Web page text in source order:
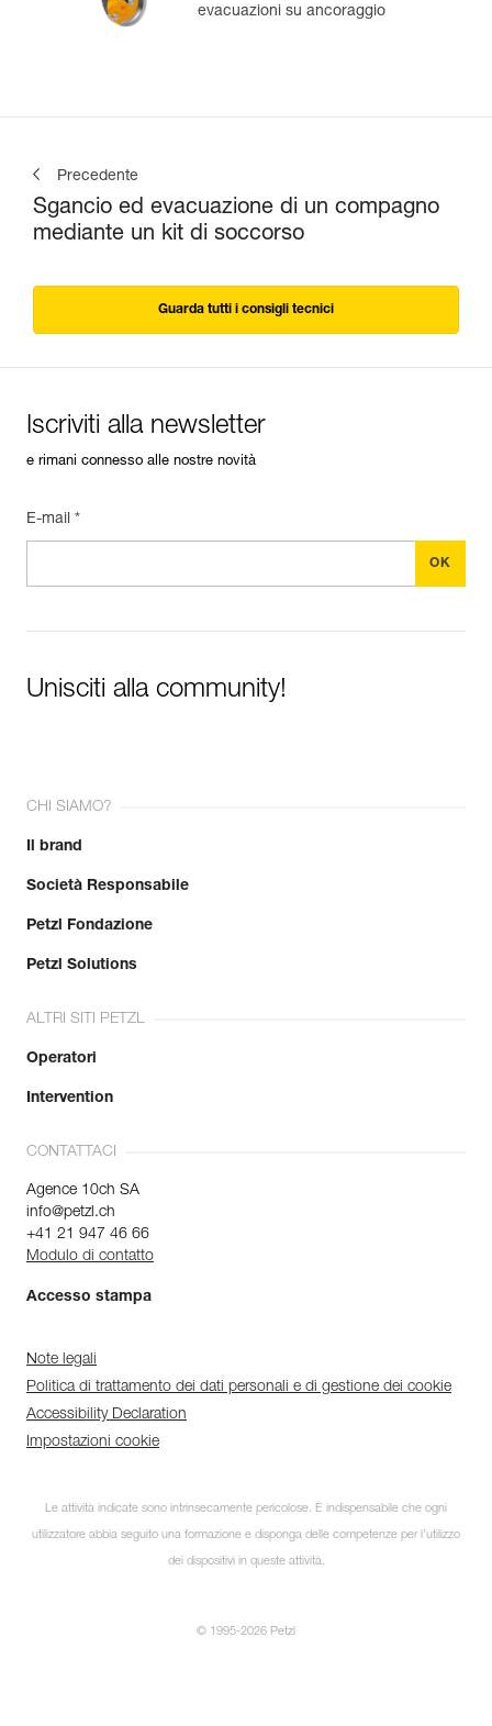
evacuazioni su ancoraggio
Precedente
Sgancio ed evacuazione di un compagno
mediante un kit di soccorso
Guarda tutti i consigli tecnici
Iscriviti alla newsletter
e rimani connesso alle nostre novità
E-mail *
Unisciti alla community!
CHI SIAMO?
Il brand
Società Responsabile
Petzl Fondazione
Petzl Solutions
ALTRI SITI PETZL
Operatori
Intervention
CONTATTACI
Agence 10ch SA
info@petzl.ch
+41 21 947 46 66
Modulo di contatto
Accesso stampa
Note legali
Politica di trattamento dei dati personali e di gestione dei cookie
Accessibility Declaration
Impostazioni cookie
Le attività indicate sono intrinsecamente pericolose. È indispensabile che ogni
utilizzatore abbia seguito una formazione e disponga delle competenze per l’utilizzo
dei dispositivi in queste attività.
© 1995-2026 Petzl